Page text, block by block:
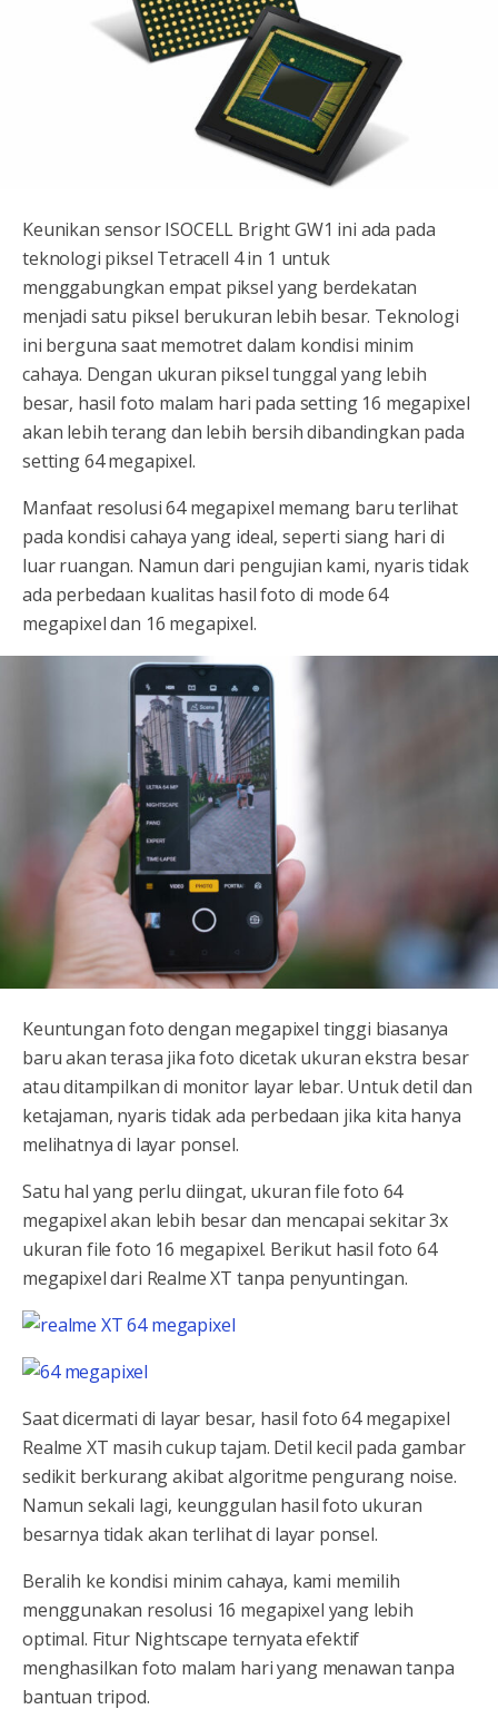
Keunikan sensor ISOCELL Bright GW1 ini ada pada
teknologi piksel Tetracell 4 in 1 untuk
menggabungkan empat piksel yang berdekatan
menjadi satu piksel berukuran lebih besar. Teknologi
ini berguna saat memotret dalam kondisi minim
cahaya. Dengan ukuran piksel tunggal yang lebih
besar, hasil foto malam hari pada setting 16 megapixel
akan lebih terang dan lebih bersih dibandingkan pada
setting 64 megapixel.
Manfaat resolusi 64 megapixel memang baru terlihat
pada kondisi cahaya yang ideal, seperti siang hari di
luar ruangan. Namun dari pengujian kami, nyaris tidak
ada perbedaan kualitas hasil foto di mode 64
megapixel dan 16 megapixel.
Keuntungan foto dengan megapixel tinggi biasanya
baru akan terasa jika foto dicetak ukuran ekstra besar
atau ditampilkan di monitor layar lebar. Untuk detil dan
ketajaman, nyaris tidak ada perbedaan jika kita hanya
melihatnya di layar ponsel.
Satu hal yang perlu diingat, ukuran file foto 64
megapixel akan lebih besar dan mencapai sekitar 3x
ukuran file foto 16 megapixel. Berikut hasil foto 64
megapixel dari Realme XT tanpa penyuntingan.
Saat dicermati di layar besar, hasil foto 64 megapixel
Realme XT masih cukup tajam. Detil kecil pada gambar
sedikit berkurang akibat algoritme pengurang noise.
Namun sekali lagi, keunggulan hasil foto ukuran
besarnya tidak akan terlihat di layar ponsel.
Beralih ke kondisi minim cahaya, kami memilih
menggunakan resolusi 16 megapixel yang lebih
optimal. Fitur Nightscape ternyata efektif
menghasilkan foto malam hari yang menawan tanpa
bantuan tripod.